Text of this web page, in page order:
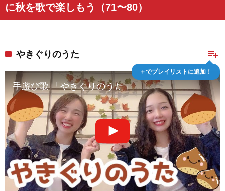
に秋を歌で楽しもう（71〜80）
playlist_add
＋でプレイリストに追加！
やきぐりのうた
手遊び歌 「やきぐりのうた」